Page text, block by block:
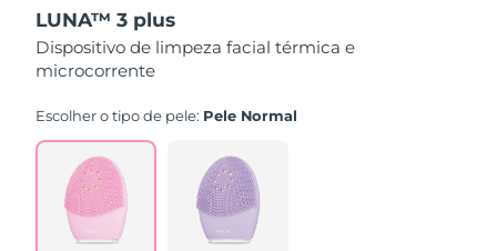
5
estrelas,
valor
médio
avaliação.
Read
73
Reviews.
Link
abre
mesma
LUNA™ 3 plus
Dispositivo de limpeza facial térmica e
microcorrente
Escolher o tipo de pele: Pele Normal